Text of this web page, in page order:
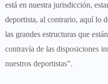
está en nuestra jurisdicción,
deportista, al contrario, aquí lo
las grandes estructuras que
contravía de las disposiciones
nuestros deportistas”.